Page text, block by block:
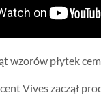
wzorów płytek
Vives zaczął